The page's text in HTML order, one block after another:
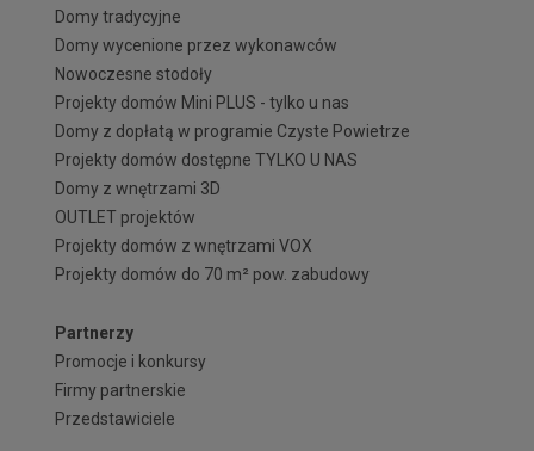
Domy tradycyjne
Domy wycenione przez wykonawców
Nowoczesne stodoły
Projekty domów Mini PLUS - tylko u nas
Domy z dopłatą w programie Czyste Powietrze
Projekty domów dostępne TYLKO U NAS
Domy z wnętrzami 3D
OUTLET projektów
Projekty domów z wnętrzami VOX
Projekty domów do 70 m² pow. zabudowy
Partnerzy
Promocje i konkursy
Firmy partnerskie
Przedstawiciele